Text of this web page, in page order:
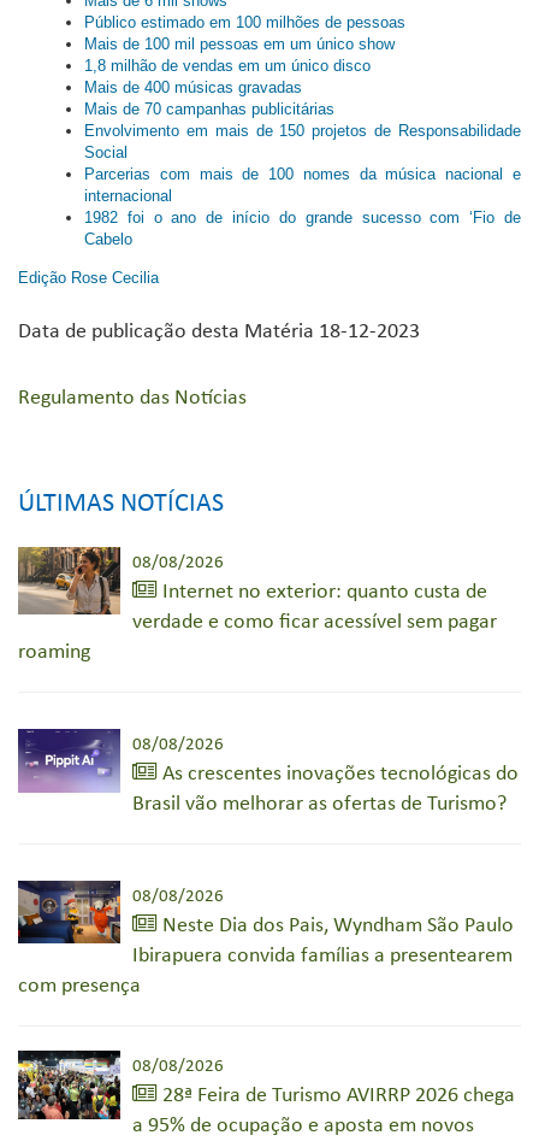
Público estimado em 100 milhões de pessoas
Mais de 100 mil pessoas em um único show
1,8 milhão de vendas em um único disco
Mais de 400 músicas gravadas
Mais de 70 campanhas publicitárias
Envolvimento em mais de 150 projetos de Responsabilidade
Social
Parcerias com mais de 100 nomes da música nacional e
internacional
1982 foi o ano de início do grande sucesso com ‘Fio de
Cabelo
Edição Rose Cecilia
Data de publicação desta Matéria 18-12-2023
Regulamento das Notícias
ÚLTIMAS NOTÍCIAS
08/08/2026
Internet no exterior: quanto custa de
verdade e como ficar acessível sem pagar
roaming
08/08/2026
As crescentes inovações tecnológicas do
Brasil vão melhorar as ofertas de Turismo?
08/08/2026
Neste Dia dos Pais, Wyndham São Paulo
Ibirapuera convida famílias a presentearem
com presença
08/08/2026
28ª Feira de Turismo AVIRRP 2026 chega
a 95% de ocupação e aposta em novos